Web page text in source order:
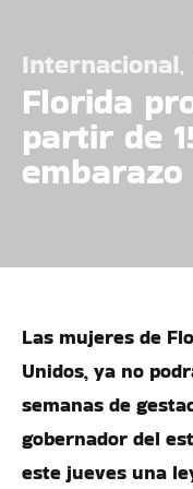
Internacional
Florida
partir de
embarazo
Las mujeres de
Unidos, ya no
semanas de
gobernador del
este jueves una